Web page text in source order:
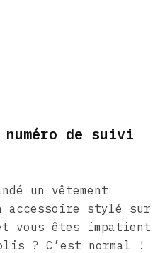
de suivi
un vêtement
accessoire stylé sur
vous êtes impatient
? C’est normal !